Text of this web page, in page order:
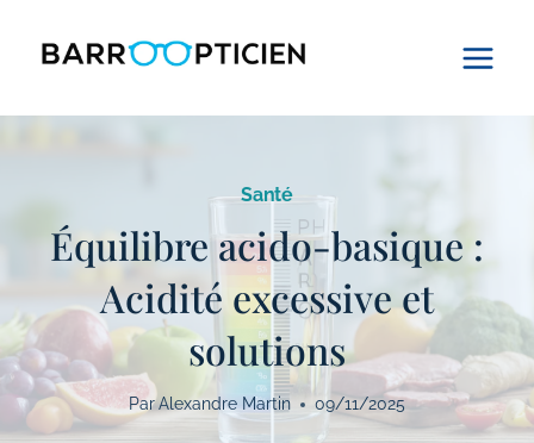
Santé
Équilibre acido-basique :
Acidité excessive et
solutions
ParAlexandre Martin 09/11/2025